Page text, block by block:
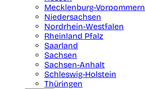
Mecklenburg-Vorpommern
Niedersachsen
Nordrhein-Westfalen
Rheinland Pfalz
Saarland
Sachsen
Sachsen-Anhalt
Schleswig-Holstein
Thüringen